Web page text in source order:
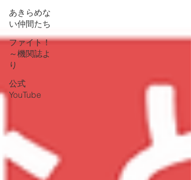
あきらめな
い仲間たち
ファイト！
～機関誌よ
り
公式
YouTube